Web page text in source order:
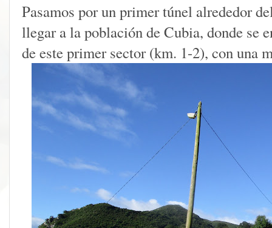
Pasamos por un primer túnel alrededor
llegar a la población de Cubia, donde se
de este primer sector (km. 1-2), con una